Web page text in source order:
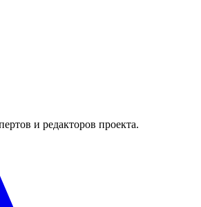
и редакторов проекта.